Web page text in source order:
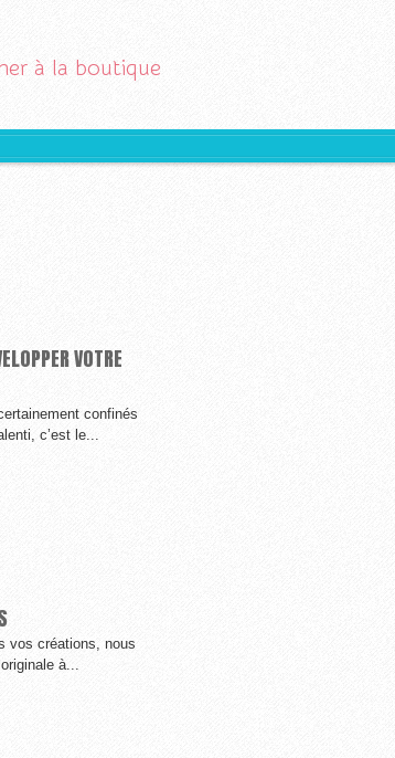
à la boutique
VOTRE
confinés
c’est le...
vos créations, nous
à...